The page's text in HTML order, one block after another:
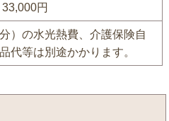
円
）の水光熱費、介護保険自
代等は別途かかります。